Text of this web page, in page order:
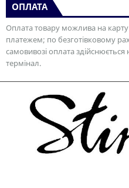
ОПЛАТА
Оплата товару можлива на
платежем; по безготівковому
самовивозі оплата здійснюється
термінал.